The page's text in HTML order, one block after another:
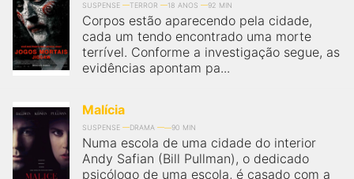
SUSPENSE TERROR 18 ANOS 92 MIN
Corpos estão aparecendo pela cidade,
cada um tendo encontrado uma morte
terrível. Conforme a investigação segue, as
evidências apontam pa...
Malícia
SUSPENSE DRAMA 90 MIN
Numa escola de uma cidade do interior
Andy Safian (Bill Pullman), o dedicado
psicólogo de uma escola, é casado com a